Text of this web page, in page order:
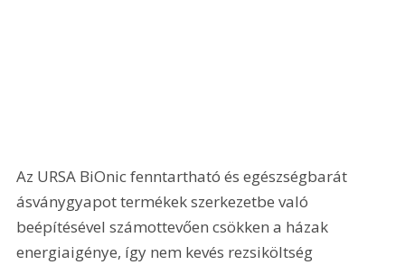
Az URSA BiOnic fenntartható és egészségbarát
ásványgyapot termékek szerkezetbe való
beépítésével számottevően csökken a házak
energiaigénye, így nem kevés rezsiköltség